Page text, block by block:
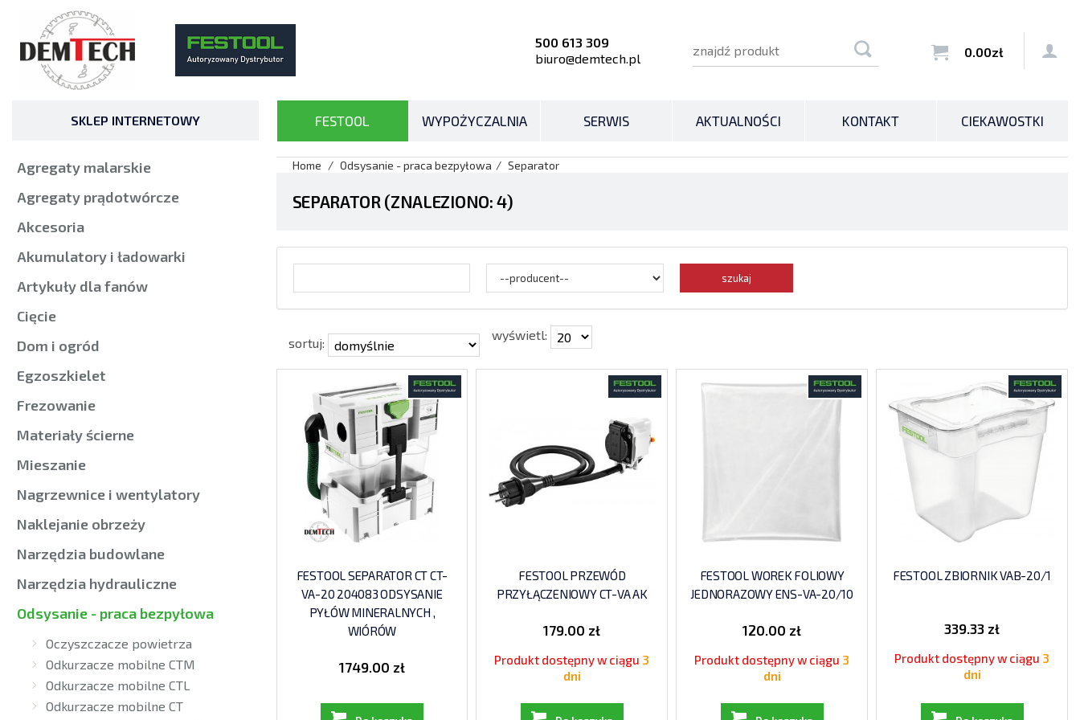
500 613 309
biuro@demtech.pl
 0.00zł 
SKLEP INTERNETOWY
Agregaty malarskie
Agregaty prądotwórcze
Akcesoria
Akumulatory i ładowarki
Artykuły dla fanów
Cięcie
Dom i ogród
Egzoszkielet
Frezowanie
Materiały ścierne
Mieszanie
Nagrzewnice i wentylatory
Naklejanie obrzeży
Narzędzia budowlane
Narzędzia hydrauliczne
Odsysanie - praca bezpyłowa
Oczyszczacze powietrza
Odkurzacze mobilne CTM
Odkurzacze mobilne CTL
Odkurzacze mobilne CT
FESTOOL WYPOŻYCZALNIA SERWIS AKTUALNOŚCI KONTAKT CIEKAWOSTKI
Home Odsysanie - praca bezpyłowa Separator
SEPARATOR (ZNALEZIONO: 4)
sortuj:
wyświetl:
FESTOOL SEPARATOR CT CT-
VA-20 204083 ODSYSANIE
PYŁÓW MINERALNYCH ,
WIÓRÓW
1749.00 zł
FESTOOL PRZEWÓD
PRZYŁĄCZENIOWY CT-VA AK
179.00 zł
Produkt dostępny w ciągu 3
dni
FESTOOL WOREK FOLIOWY
JEDNORAZOWY ENS-VA-20/10
120.00 zł
Produkt dostępny w ciągu 3
dni
FESTOOL ZBIORNIK VAB-20/1
339.33 zł
Produkt dostępny w ciągu 3
dni